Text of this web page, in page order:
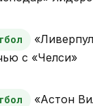
с «Челси»
«Астон